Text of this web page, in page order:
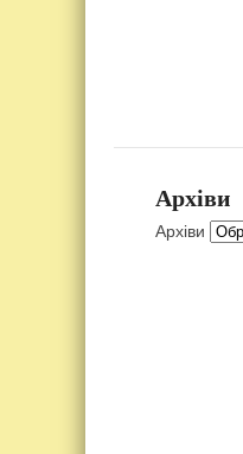
Архіви
Архіви